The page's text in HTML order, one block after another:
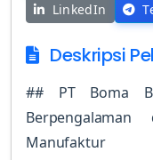
LinkedIn
Deskripsi
## PT Boma
Manufaktur